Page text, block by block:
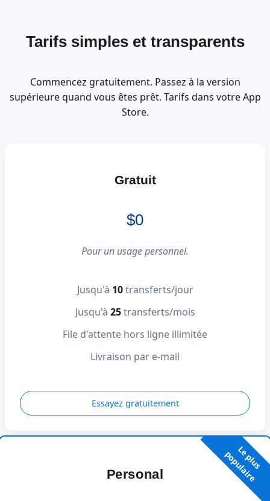
Tarifs simples et transparents
Commencez gratuitement. Passez à la version
supérieure quand vous êtes prêt. Tarifs dans votre App
Store.
Gratuit
$0
Pour un usage personnel.
Jusqu'à 10transferts/jour
Jusqu'à 25transferts/mois
File d'attente hors ligne illimitée
Livraison par e-mail
Essayez gratuitement
L
e
p
l
u
s
p
o
p
u
l
a
i
r
e
Personal